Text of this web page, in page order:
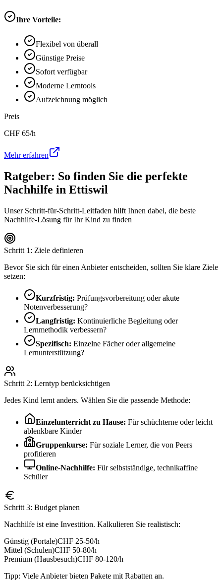
Ihre Vorteile:
Flexibel von überall
Günstige Preise
Sofort verfügbar
Moderne Lerntools
Aufzeichnung möglich
Preis
CHF 65/h
Mehr erfahren
Ratgeber: So finden Sie die perfekte
Nachhilfe in Ettiswil
Unser Schritt-für-Schritt-Leitfaden hilft Ihnen dabei, die beste
Nachhilfe-Lösung für Ihr Kind zu finden
Schritt 1: Ziele definieren
Bevor Sie sich für einen Anbieter entscheiden, sollten Sie klare Ziele
setzen:
Kurzfristig: Prüfungsvorbereitung oder akute
Notenverbesserung?
Langfristig: Kontinuierliche Begleitung oder
Lernmethodik verbessern?
Spezifisch: Einzelne Fächer oder allgemeine
Lernunterstützung?
Schritt 2: Lerntyp berücksichtigen
Jedes Kind lernt anders. Wählen Sie die passende Methode:
Einzelunterricht zu Hause: Für schüchterne oder leicht
ablenkbare Kinder
Gruppenkurse: Für soziale Lerner, die von Peers
profitieren
Online-Nachhilfe: Für selbstständige, technikaffine
Schüler
Schritt 3: Budget planen
Nachhilfe ist eine Investition. Kalkulieren Sie realistisch:
Günstig (Portale)CHF 25-50/h
Mittel (Schulen)CHF 50-80/h
Premium (Hausbesuch)CHF 80-120/h
Tipp: Viele Anbieter bieten Pakete mit Rabatten an.